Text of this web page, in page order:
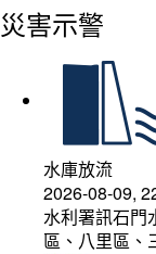
災害示警
水庫放流
2026-08-09,
水利署訊石門
區、八里區、